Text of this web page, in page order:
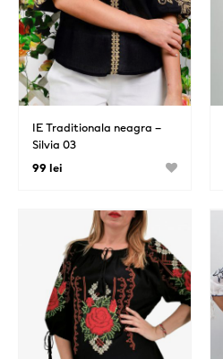
IE Traditionala neagra –
Silvia 03
99 lei